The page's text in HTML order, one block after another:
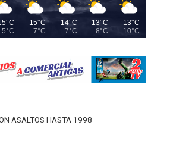
5°C
15°C
7°C
14°C
7°C
13°C
8°C
13°C
10°C
ASALTOS HASTA 1998